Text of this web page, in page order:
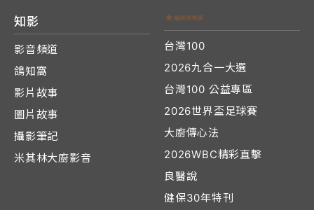
知影
影音頻道
鴿知窩
影片故事
圖片故事
攝影筆記
米其林大廚影音
台灣100
2026九合一大選
台灣100 公益專區
2026世界盃足球賽
大廚傳心法
2026WBC精彩直擊
良醫說
健保30年特刊